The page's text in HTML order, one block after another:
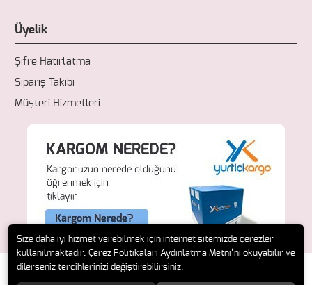
Üyelik
Şifre Hatırlatma
Sipariş Takibi
Müşteri Hizmetleri
Size daha iyi hizmet verebilmek için internet sitemizde çerezler
kullanılmaktadır. Çerez Politikaları Aydınlatma Metni’ni okuyabilir ve
dilerseniz tercihlerinizi değiştirebilirsiniz.